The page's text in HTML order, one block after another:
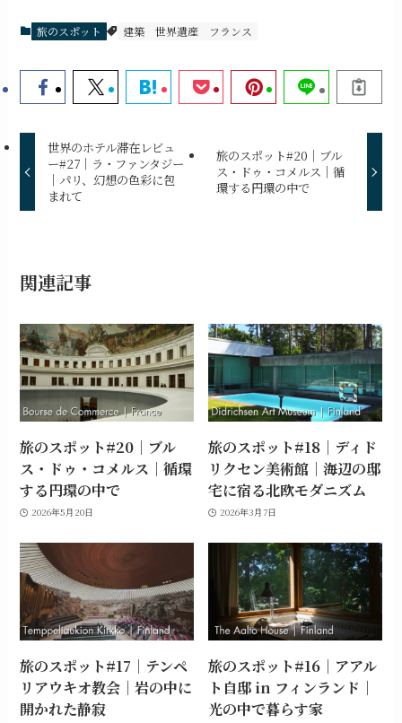
旅のスポット 建築 世界遺産 フランス
世界のホテル滞在レビュ
ー#27｜ラ・ファンタジー
｜パリ、幻想の色彩に包
まれて
旅のスポット#20｜ブル
ス・ドゥ・コメルス｜循
環する円環の中で
関連記事
旅のスポット#20｜ブル
ス・ドゥ・コメルス｜循環
する円環の中で
2026年5月20日
旅のスポット#18｜ディド
リクセン美術館｜海辺の邸
宅に宿る北欧モダニズム
2026年3月7日
旅のスポット#17｜テンペ
リアウキオ教会｜岩の中に
開かれた静寂
旅のスポット#16｜アアル
ト自邸 in フィンランド｜
光の中で暮らす家